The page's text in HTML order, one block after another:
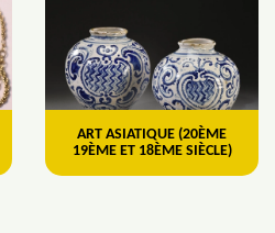
ART ASIATIQUE (20ÈME
19ÈME ET 18ÈME SIÈCLE)